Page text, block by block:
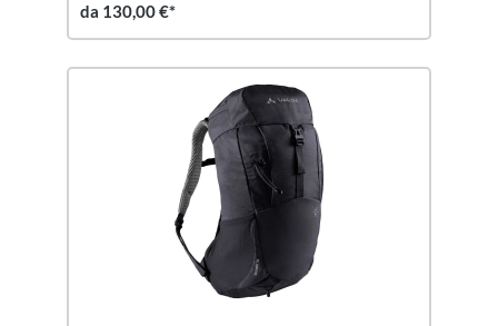
da 130,00 €*